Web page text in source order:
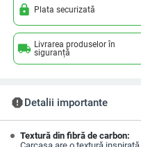
lock Plata securizată
local_shipping Livrarea produselor în
siguranță
reportDetalii importante
Textură din fibră de carbon: